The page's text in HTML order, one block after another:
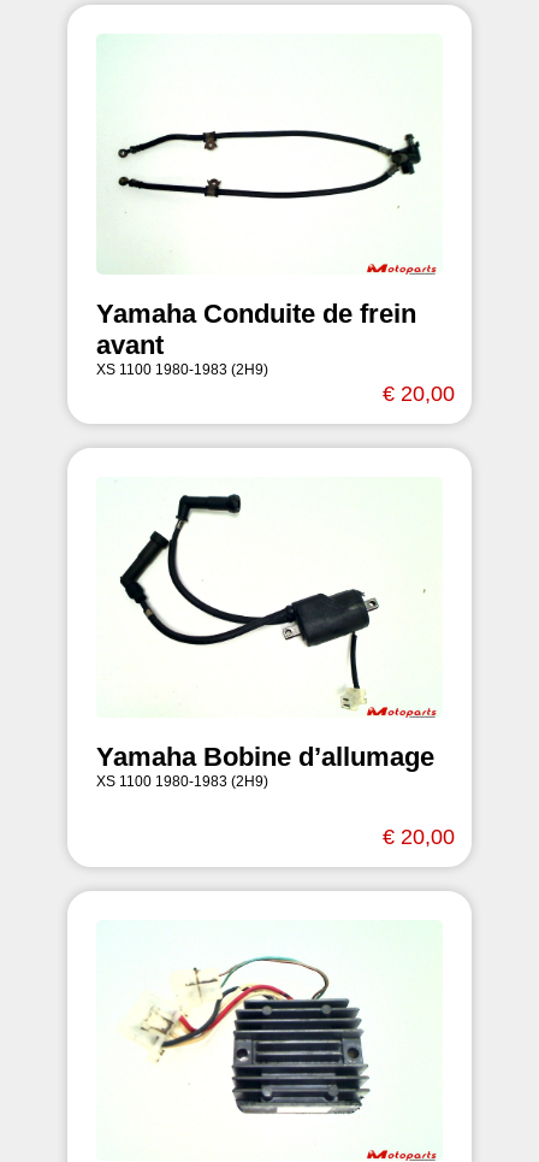
Yamaha Conduite de frein
avant
XS 1100 1980-1983 (2H9)
€ 20,00
Yamaha Bobine d’allumage
XS 1100 1980-1983 (2H9)
€ 20,00